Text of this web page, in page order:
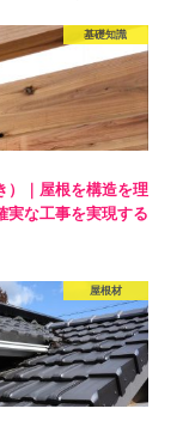
基礎知識
）｜屋根を構造を理
実な工事を実現する
屋根材